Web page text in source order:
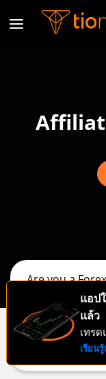
Are you a
earning
TIOmarkets'
with a top
earn
แอป
แล้ว
เทร
เรียน